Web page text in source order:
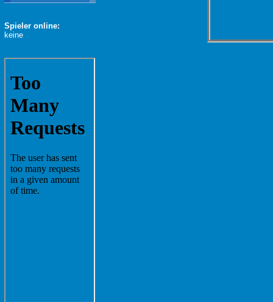
Spieler online:
keine